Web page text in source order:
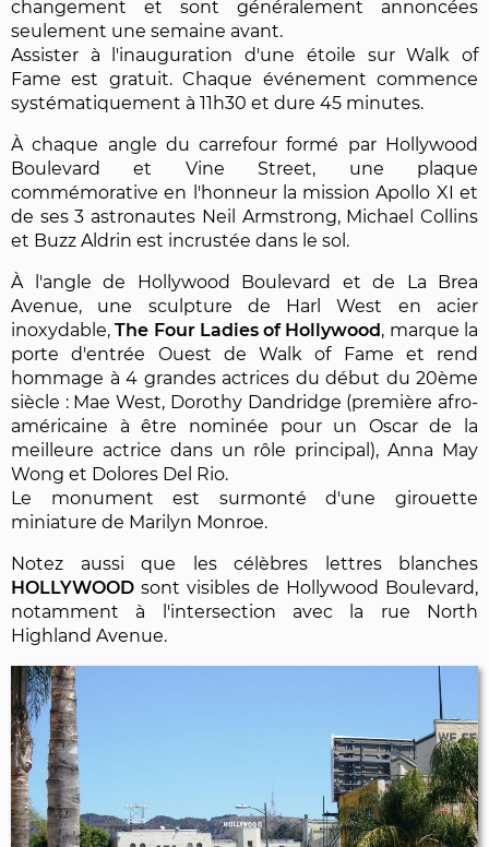
changement et sont généralement annoncées
seulement une semaine avant.
Assister à l'inauguration d'une étoile sur Walk of
Fame est gratuit. Chaque événement commence
systématiquement à 11h30 et dure 45 minutes.
À chaque angle du carrefour formé par Hollywood
Boulevard et Vine Street, une plaque
commémorative en l'honneur la mission Apollo XI et
de ses 3 astronautes Neil Armstrong, Michael Collins
et Buzz Aldrin est incrustée dans le sol.
À l'angle de Hollywood Boulevard et de La Brea
Avenue, une sculpture de Harl West en acier
inoxydable,The Four Ladies of Hollywood, marque la
porte d'entrée Ouest de Walk of Fame et rend
hommage à 4 grandes actrices du début du 20ème
siècle : Mae West, Dorothy Dandridge (première afro-
américaine à être nominée pour un Oscar de la
meilleure actrice dans un rôle principal), Anna May
Wong et Dolores Del Rio.
Le monument est surmonté d'une girouette
miniature de Marilyn Monroe.
Notez aussi que les célèbres lettres blanches
HOLLYWOOD sont visibles de Hollywood Boulevard,
notamment à l'intersection avec la rue North
Highland Avenue.